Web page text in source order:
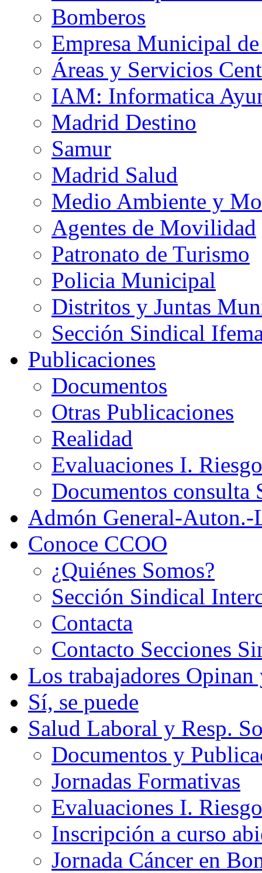
Bomberos
Empresa Municipal
Áreas y Servicios
IAM: Informatica
Madrid Destino
Samur
Madrid Salud
Medio Ambiente y
Agentes de Movilidad
Patronato de Turismo
Policia Municipal
Distritos y Juntas
Sección Sindical
Publicaciones
Documentos
Otras Publicaciones
Realidad
Evaluaciones I.
Documentos consulta
Admón General-Auton.-
Conoce CCOO
¿Quiénes Somos?
Sección Sindical
Contacta
Contacto Secciones
Los trabajadores Opinan
Sí, se puede
Salud Laboral y Resp.
Documentos y
Jornadas Formativas
Evaluaciones I.
Inscripción a curso
Jornada Cáncer en